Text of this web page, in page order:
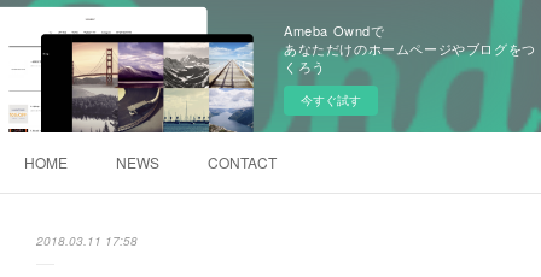
Ameba Owndで
あなただけのホームページやブログをつ
くろう
今すぐ試す
HOME NEWS CONTACT
2018.03.11 17:58